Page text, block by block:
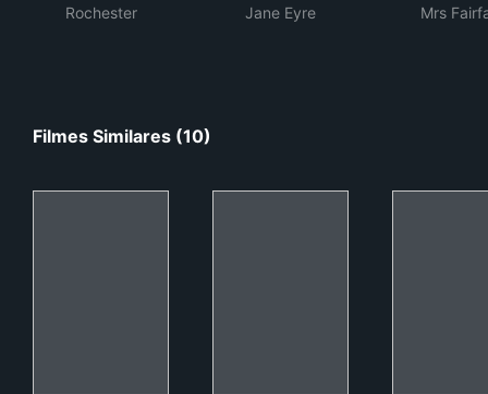
Rochester
Jane Eyre
Mrs
Filmes Similares (10)